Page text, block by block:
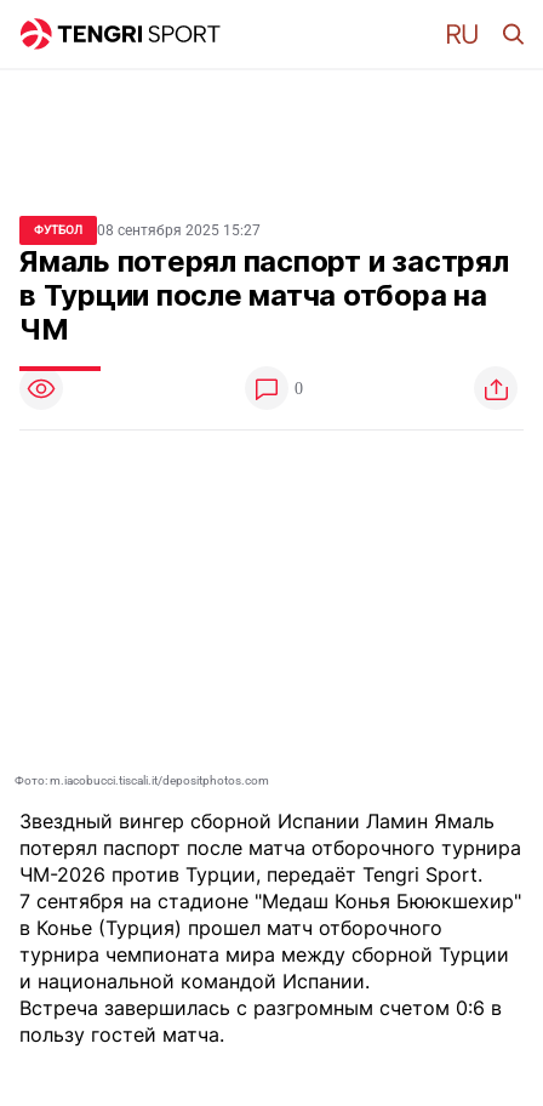
ФУТБОЛ 08 сентября 2025 15:27
Ямаль потерял паспорт и застрял
в Турции после матча отбора на
ЧМ
0
Фото: m.iacobucci.tiscali.it/depositphotos.com
Звездный вингер сборной Испании Ламин Ямаль
потерял паспорт после матча отборочного турнира
ЧМ-2026 против Турции, передаёт Tengri Sport.
7 сентября на стадионе "Медаш Конья Бююкшехир"
в Конье (Турция) прошел матч отборочного
турнира чемпионата мира между сборной Турции
и национальной командой Испании.
Встреча завершилась с разгромным счетом 0:6 в
пользу гостей матча.